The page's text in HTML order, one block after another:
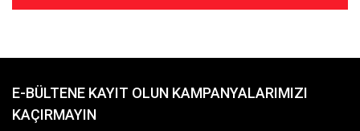
E-BÜLTENE KAYIT OLUN KAMPANYALARIMIZI
KAÇIRMAYIN